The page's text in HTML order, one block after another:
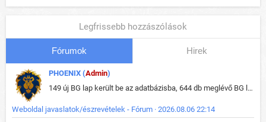
Legfrissebb hozzászólások
Fórumok Hirek
PHOENIX (Admin)
149 új BG lap került be az adatbázisba, 644 db meglévő BG lap módosult, bekerültek az új képek a megváltozott lapokhoz is.
Weboldal javaslatok/észrevételek - Fórum · 2026.08.06 22:14